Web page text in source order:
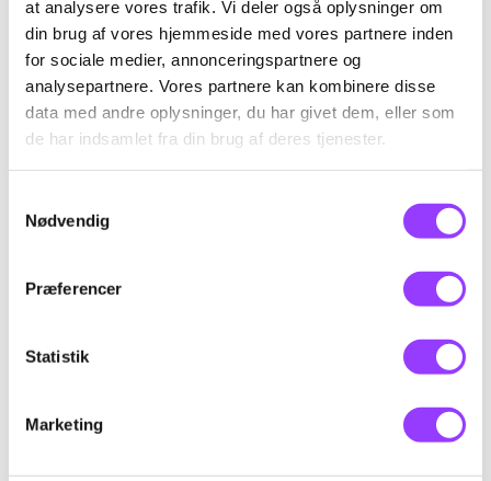
at analysere vores trafik. Vi deler også oplysninger om
din brug af vores hjemmeside med vores partnere inden
for sociale medier, annonceringspartnere og
analysepartnere. Vores partnere kan kombinere disse
data med andre oplysninger, du har givet dem, eller som
de har indsamlet fra din brug af deres tjenester.
Nødvendig
Præferencer
Statistik
Marketing
Arbejdsulykker og adfærd i
nødsituationer
Skolefagkode
45083
Efter gennemført uddannelse har deltageren
opnået viden om:
KONTAKT
Kursus-
administration